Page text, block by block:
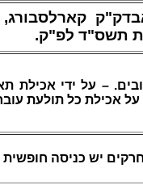
קארלסבורג,
תשס"ד לפ"ק.
– על ידי אכילת
יש כניסה